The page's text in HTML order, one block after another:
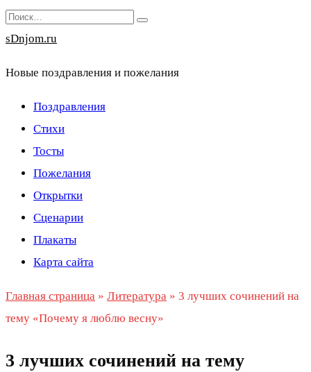
Перейти
к
Search
for:
sDnjom.ru
Новые поздравления и пожелания
Поздравления
Стихи
Тосты
Пожелания
Открытки
Сценарии
Плакаты
Карта сайта
Главная страница » Литература » 3 лучших сочинений на
тему «Почему я люблю весну»
3 лучших сочинений на тему